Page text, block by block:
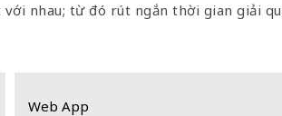
nhau; từ đó rút ngắn thời gian giải
Web App